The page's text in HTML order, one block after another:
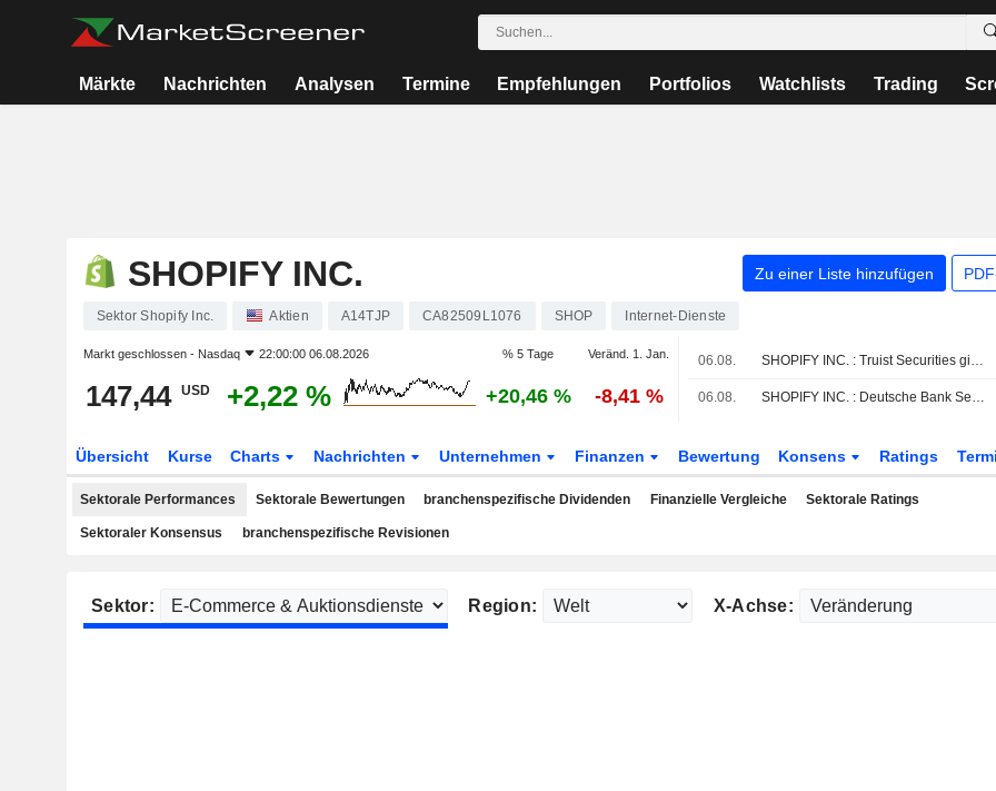
Märkte Nachrichten Analysen Termine Empfehlungen Portfolios Watchlists Trading
SHOPIFY INC. Zu einer Liste hinzufügen
Sektor Shopify Inc. Aktien A14TJP CA82509L1076 SHOP Internet-Dienste
Markt geschlossen - Nasdaq 22:00:00 06.08.2026 % 5 Tage Veränd. 1. Jan.
147,44 USD +2,22 % +20,46 % -8,41 %
06.08. SHOPIFY INC. : Truist Securities gibt eine Kauf-Bewertung ab
06.08. SHOPIFY INC. : Deutsche Bank Securities bekräftigt seine Kaufempfehlung
Übersicht Kurse Charts Nachrichten Unternehmen Finanzen Bewertung Konsens Ratings
Sektorale Performances Sektorale Bewertungen branchenspezifische Dividenden Finanzielle Vergleiche Sektorale Ratings
Sektoraler Konsensus branchenspezifische Revisionen
Sektor: Region: X-Achse: